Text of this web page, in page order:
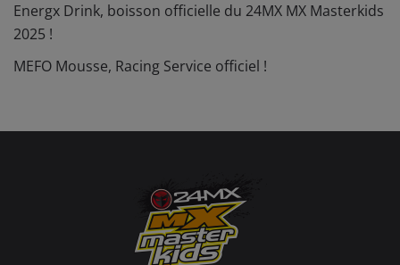
Energx Drink, boisson officielle du 24MX MX Masterkids
2025 !
MEFO Mousse, Racing Service officiel !